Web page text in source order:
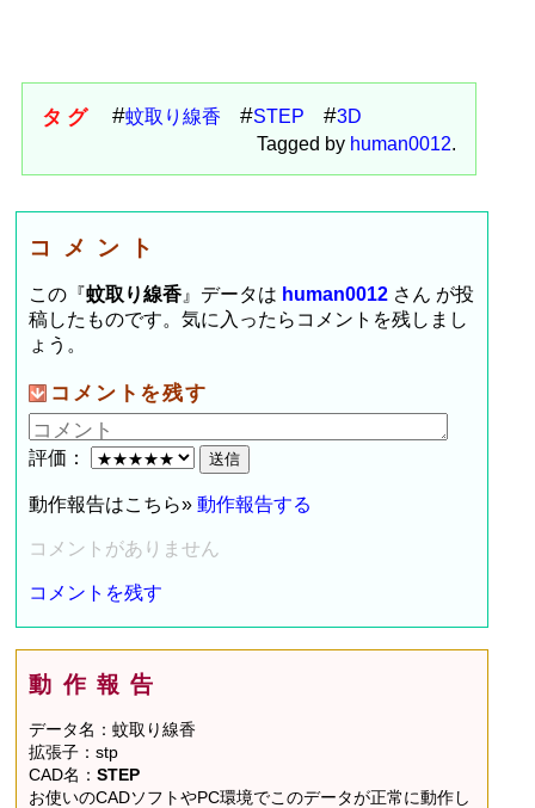
タグ 蚊取り線香 STEP
3D
Tagged by human0012.
コメント
この『蚊取り線香 』データは human0012 さん が投
稿したものです。気に入ったらコメントを残しまし
ょう。
コメントを残す
評価：
動作報告はこちら»動作報告する
コメントがありません
コメントを残す
動作報告
データ名：蚊取り線香
拡張子：stp
CAD名：STEP
お使いのCADソフトやPC環境でこのデータが正常に動作し